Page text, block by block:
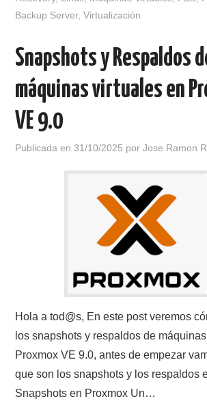
Backup Server,Virtualización
Snapshots y Respaldos
máquinas virtuales en
VE 9.0
Publicada en31/10/2025 porJose Ramon
Hola a tod@s, En este post veremos
los snapshots y respaldos de
Proxmox VE 9.0, antes de empezar
que son los snapshots y los respaldos
Snapshots en Proxmox Un…